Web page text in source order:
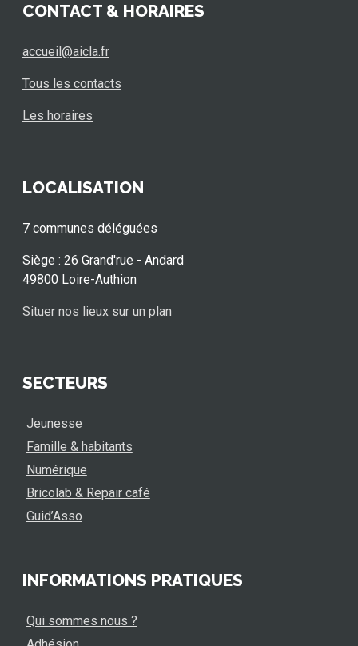
CONTACT & HORAIRES
accueil@aicla.fr
Tous les contacts
Les horaires
LOCALISATION
7 communes déléguées
Siège : 26 Grand'rue - Andard
49800 Loire-Authion
Situer nos lieux sur un plan
SECTEURS
Jeunesse
Famille & habitants
Numérique
Bricolab & Repair café
Guid’Asso
INFORMATIONS PRATIQUES
Qui sommes nous ?